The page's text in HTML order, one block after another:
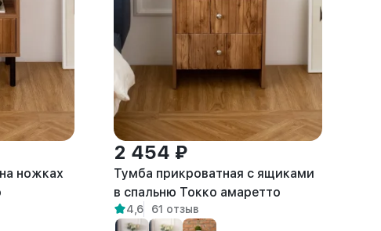
ножках
2 454 ₽
Тумба прикроватная с ящиками
в спальню Токко амаретто
4,6 61 отзыв